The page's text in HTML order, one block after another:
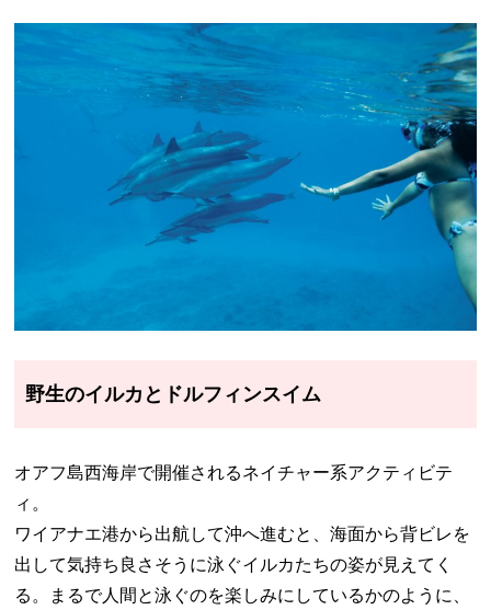
野生のイルカとドルフィンスイム
オアフ島西海岸で開催されるネイチャー系アクティビテ
ィ。
ワイアナエ港から出航して沖へ進むと、海面から背ビレを
出して気持ち良さそうに泳ぐイルカたちの姿が見えてく
る。まるで人間と泳ぐのを楽しみにしているかのように、